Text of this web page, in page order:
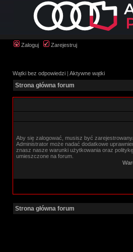
Zaloguj Zarejestruj
Wątki bez odpowiedzi | Aktywne wątki
Strona główna forum
Aby się zalogować, musisz być
Administrator może nadać dodatkowe
znasz nasze warunki użytkowania oraz
umieszczone na forum.
Strona główna forum